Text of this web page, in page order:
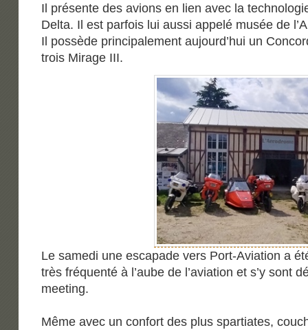
Il présente des avions en lien avec la
Delta. Il est parfois lui aussi appelé musée de
Il possède principalement aujourd’hui un
trois Mirage III.
Le samedi une escapade vers Port-Aviation a
très fréquenté à l’aube de l’aviation et s’y sont
meeting.
Même avec un confort des plus spartiates,